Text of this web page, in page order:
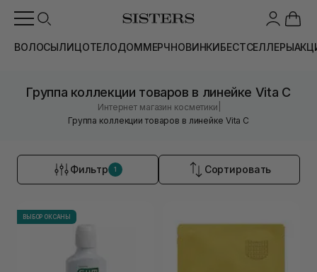
ВОЛОСЫЛИЦОТЕЛОДОММЕРЧНОВИНКИБЕСТСЕЛЛЕРЫ
Группа коллекции товаров в линейке Vita C
Интернет магазин косметики
Группа коллекции товаров в линейке Vita C
Фильтр 1 Сортировать
ВЫБОР ОКСАНЫ